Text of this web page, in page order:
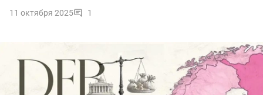
11 октября 2025 1